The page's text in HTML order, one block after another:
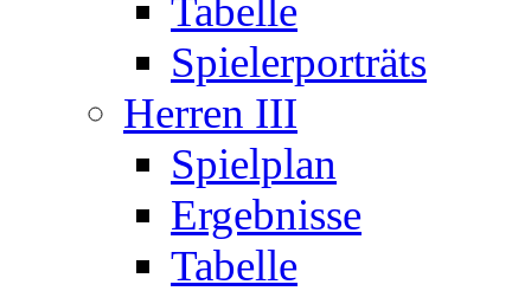
Tabelle
Spielerporträts
Herren III
Spielplan
Ergebnisse
Tabelle